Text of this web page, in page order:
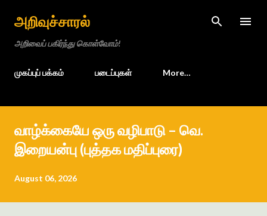
அறிவுச்சாரல்
அறிவைப் பகிர்ந்து கொள்வோம்!
முகப்புப் பக்கம் படைப்புகள் More…
வாழ்க்கையே ஒரு வழிபாடு – வெ.
இறையன்பு (புத்தக மதிப்புரை)
August 06, 2026